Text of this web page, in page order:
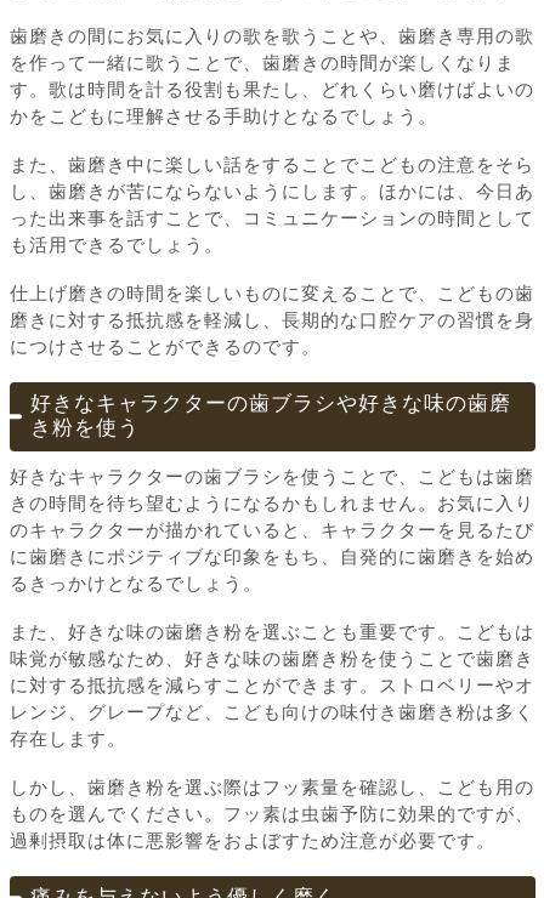
歯磨きの間にお気に入りの歌を歌うことや、歯磨き専用の歌
を作って一緒に歌うことで、歯磨きの時間が楽しくなりま
す。歌は時間を計る役割も果たし、どれくらい磨けばよいの
かをこどもに理解させる手助けとなるでしょう。
また、歯磨き中に楽しい話をすることでこどもの注意をそら
し、歯磨きが苦にならないようにします。ほかには、今日あ
った出来事を話すことで、コミュニケーションの時間として
も活用できるでしょう。
仕上げ磨きの時間を楽しいものに変えることで、こどもの歯
磨きに対する抵抗感を軽減し、長期的な口腔ケアの習慣を身
につけさせることができるのです。
好きなキャラクターの歯ブラシや好きな味の歯磨
き粉を使う
好きなキャラクターの歯ブラシを使うことで、こどもは歯磨
きの時間を待ち望むようになるかもしれません。お気に入り
のキャラクターが描かれていると、キャラクターを見るたび
に歯磨きにポジティブな印象をもち、自発的に歯磨きを始め
るきっかけとなるでしょう。
また、好きな味の歯磨き粉を選ぶことも重要です。こどもは
味覚が敏感なため、好きな味の歯磨き粉を使うことで歯磨き
に対する抵抗感を減らすことができます。ストロベリーやオ
レンジ、グレープなど、こども向けの味付き歯磨き粉は多く
存在します。
しかし、歯磨き粉を選ぶ際はフッ素量を確認し、こども用の
ものを選んでください。フッ素は虫歯予防に効果的ですが、
過剰摂取は体に悪影響をおよぼすため注意が必要です。